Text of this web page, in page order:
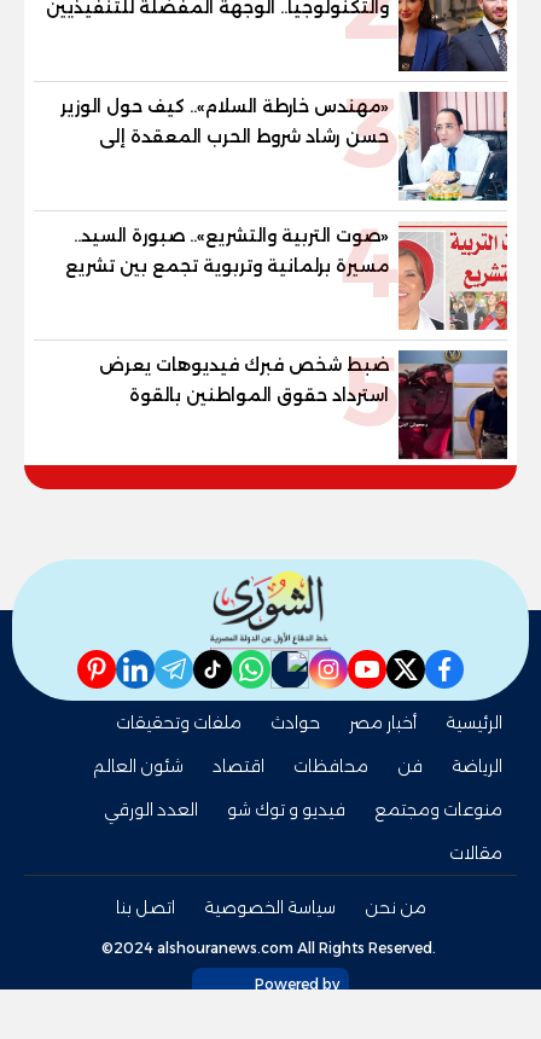
والتكنولوجيا.. الوجهة المفضلة للتنفيذيين
وقيادات المؤسسات لصناعة قادة
3
«مهندس خارطة السلام».. كيف حول الوزير
حسن رشاد شروط الحرب المعقدة إلى
"خارطة طريق" للانسحاب والإعمار؟
4
«صوت التربية والتشريع».. صبورة السيد..
مسيرة برلمانية وتربوية تجمع بين تشريع
القوانين وصناعة الأجيال لبناء الإنسان
5
ضبط شخص فبرك فيديوهات يعرض
استرداد حقوق المواطنين بالقوة
facebook
twitter
youtube
instagram
nabd
whatsapp
tiktok
telegram
linkedin
pinterest
الرئيسية أخبار مصر حوادث
ملفات وتحقيقات
الرياضة
فن محافظات اقتصاد
شئون العالم
منوعات ومجتمع
فيديو و توك شو
العدد الورقي
مقالات
من نحن سياسة الخصوصية اتصل بنا
©2024 alshouranews.com All Rights Reserved.
Powered by